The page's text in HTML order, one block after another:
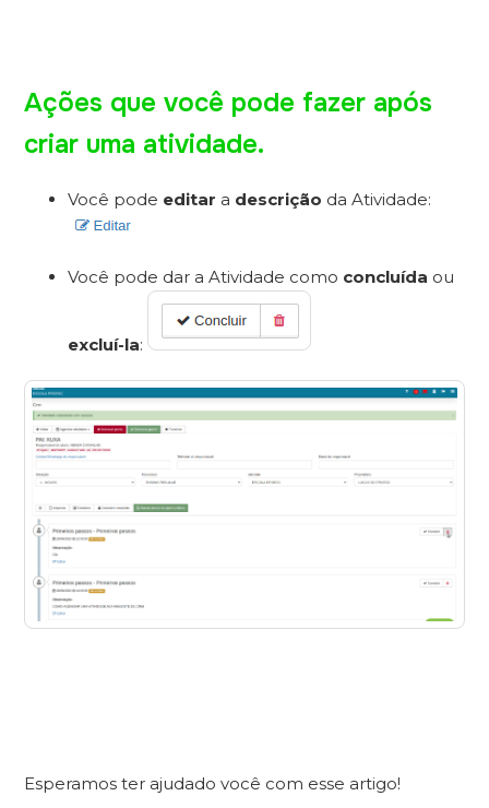
Ações que você pode fazer após
criar uma atividade.
Você pode editar a descrição da Atividade:
Você pode dar a Atividade como concluída ou
excluí-la:
Esperamos ter ajudado você com esse artigo!